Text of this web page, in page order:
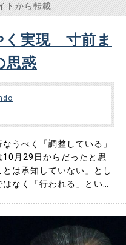
トから転載
く実現 寸前ま
思惑
うべく「調整している」
月29日からだったと思
は承知していない」とし
なく「行われる」という
で高市総理は不安定な中